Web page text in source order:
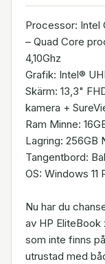
Processor: Intel
– Quad Core
4,10Ghz
Grafik: Intel®
Skärm: 13,3"
kamera +
Ram Minne:
Lagring: 256GB
Tangentbord:
OS: Windows 11
Nu har du
av HP EliteBook
som inte finns
utrustad med